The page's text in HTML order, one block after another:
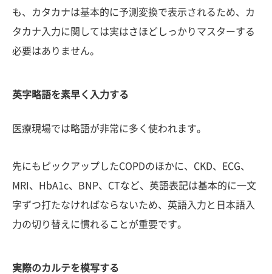
も、カタカナは基本的に予測変換で表示されるため、カ
タカナ入力に関しては実はさほどしっかりマスターする
必要はありません。
英字略語を素早く入力する
医療現場では略語が非常に多く使われます。
先にもピックアップしたCOPDのほかに、CKD、ECG、
MRI、HbA1c、BNP、CTなど、英語表記は基本的に一文
字ずつ打たなければならないため、英語入力と日本語入
力の切り替えに慣れることが重要です。
実際のカルテを模写する